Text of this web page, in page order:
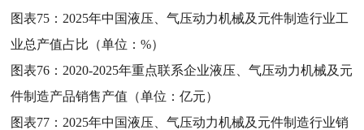
图表75： 2025年中国液压、气压动力机械及元件制造行业工
业总产值占比（单位：%）
图表76： 2020-2025年重点联系企业液压、气压动力机械及元
件制造产品销售产值（单位：亿元）
图表77： 2025年中国液压、气压动力机械及元件制造行业销